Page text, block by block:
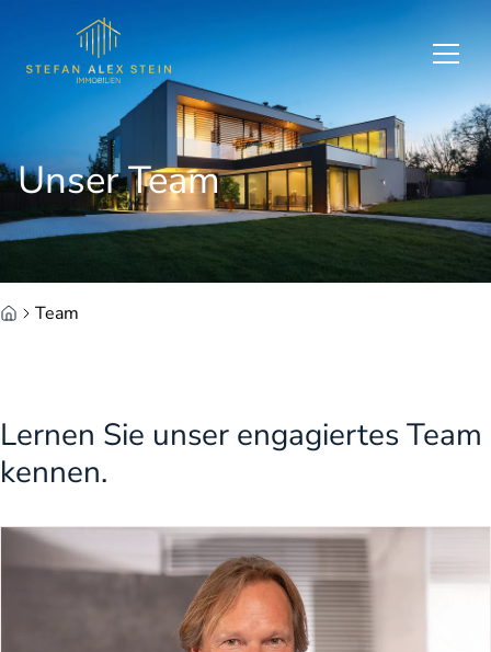
Zum Hauptinhalt springen
Zum Fuß springen
Unser Team
Team
Lernen Sie unser engagiertes Team
kennen.